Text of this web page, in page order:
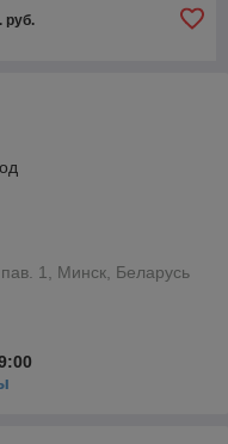
руб.
1, Минск, Беларусь